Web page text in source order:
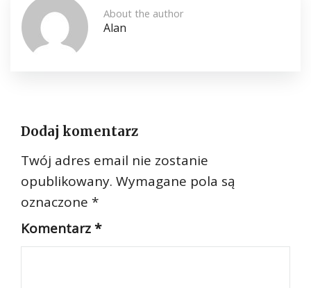
About the author
Alan
Dodaj komentarz
Twój adres email nie zostanie
opublikowany. Wymagane pola są
oznaczone *
Komentarz*